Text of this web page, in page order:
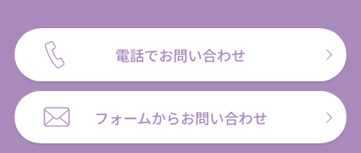
電話でお問い合わせ
フォームからお問い合わせ